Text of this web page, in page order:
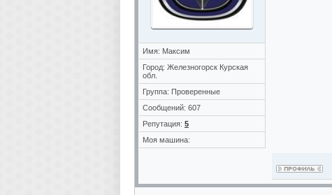
Имя: Максим
Город: Железногорск Курская
обл.
Группа: Проверенные
Сообщений: 607
Репутация: 5
Моя машина: